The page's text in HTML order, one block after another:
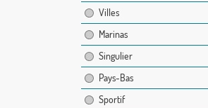
Villes
Marinas
Singulier
Pays-Bas
Sportif